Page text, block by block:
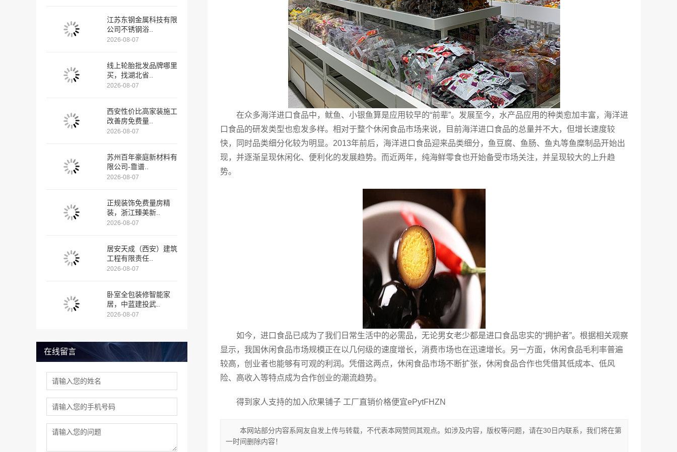
江苏东钢金属科技有限
公司不锈钢浴..
2026-08-07
线上轮胎批发品牌哪里
买，找湖北省..
2026-08-07
西安性价比高家装施工
改善房免费量..
2026-08-07
苏州百年豪庭新材料有
限公司-靠谱..
2026-08-07
正规装饰免费量房精
装，浙江臻美新..
2026-08-07
居安天成（西安）建筑
工程有限责任..
2026-08-07
卧室全包装修智能家
居，中蓝建投武..
2026-08-07
在线留言
在众多海洋进口食品中，鱿鱼、小银鱼算是应用较早的“前辈”。发展至今，水产品应用的种类愈加丰富，海洋进
口食品的研发类型也愈发多样。相对于整个休闲食品市场来说，目前海洋进口食品的总量并不大，但增长速度较
快，同时品类细分化较为明显。2013年前后，海洋进口食品迎来品类细分，鱼豆腐、鱼肠、鱼丸等鱼糜制品开始出
现，并逐渐呈现休闲化、便利化的发展趋势。而近两年，纯海鲜零食也开始备受市场关注，并呈现较大的上升趋
势。
如今，进口食品已成为了我们日常生活中的必需品，无论男女老少都是进口食品忠实的“拥护者”。根据相关观察
显示，我国休闲食品市场规模正在以几何级的速度增长，消费市场也在迅速增长。另一方面，休闲食品毛利率普遍
较高，创业者也能够有可观的利润。凭借这两点，休闲食品市场不断扩张，休闲食品合作也凭借其低成本、低风
险、高收入等特点成为合作创业的潮流趋势。
得到家人支持的加入欣果铺子 工厂直销价格便宜ePytFHZN
本网站部分内容系网友自发上传与转载，不代表本网赞同其观点。如涉及内容，版权等问题，请在30日内联系，我们将在第
一时间删除内容！